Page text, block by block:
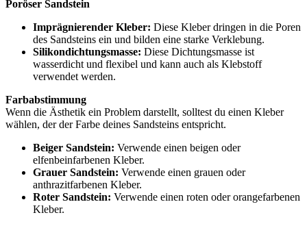
Poröser Sandstein
Imprägnierender Kleber: Diese Kleber dringen in die Poren
des Sandsteins ein und bilden eine starke Verklebung.
Silikondichtungsmasse: Diese Dichtungsmasse ist
wasserdicht und flexibel und kann auch als Klebstoff
verwendet werden.
Farbabstimmung
Wenn die Ästhetik ein Problem darstellt, solltest du einen Kleber
wählen, der der Farbe deines Sandsteins entspricht.
Beiger Sandstein: Verwende einen beigen oder
elfenbeinfarbenen Kleber.
Grauer Sandstein: Verwende einen grauen oder
anthrazitfarbenen Kleber.
Roter Sandstein: Verwende einen roten oder orangefarbenen
Kleber.